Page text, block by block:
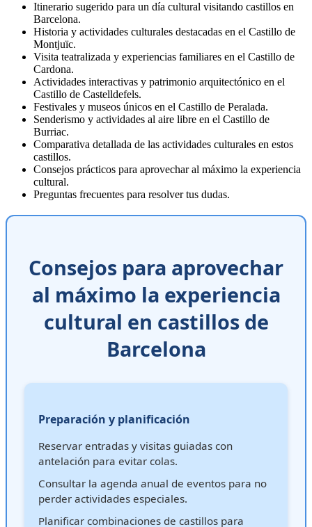
Itinerario sugerido para un día cultural visitando castillos en
Barcelona.
Historia y actividades culturales destacadas en el Castillo de
Montjuïc.
Visita teatralizada y experiencias familiares en el Castillo de
Cardona.
Actividades interactivas y patrimonio arquitectónico en el
Castillo de Castelldefels.
Festivales y museos únicos en el Castillo de Peralada.
Senderismo y actividades al aire libre en el Castillo de
Burriac.
Comparativa detallada de las actividades culturales en estos
castillos.
Consejos prácticos para aprovechar al máximo la experiencia
cultural.
Preguntas frecuentes para resolver tus dudas.
Consejos para aprovechar
al máximo la experiencia
cultural en castillos de
Barcelona
Preparación y planificación
Reservar entradas y visitas guiadas con
antelación para evitar colas.
Consultar la agenda anual de eventos para no
perder actividades especiales.
Planificar combinaciones de castillos para